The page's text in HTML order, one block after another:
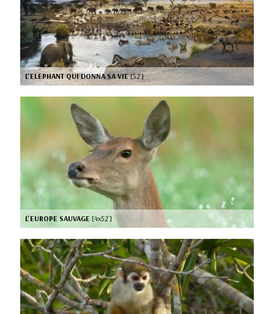
L'ELEPHANT QUI DONNA SA VIE[52’]
L'EUROPE SAUVAGE [4x52’]